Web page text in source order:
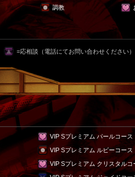
調教
=応相談（電話にてお問い合わせください）
VIP Sプレミアム パールコース
VIP Sプレミアム ルビーコース
VIP Sプレミアム クリスタルコ